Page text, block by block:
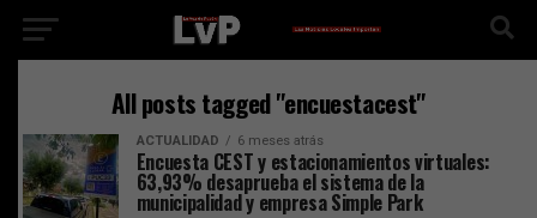
All posts tagged "encuestacest"
ACTUALIDAD 6 meses atrás
Encuesta CEST y estacionamientos virtuales:
63,93% desaprueba el sistema de la
municipalidad y empresa Simple Park